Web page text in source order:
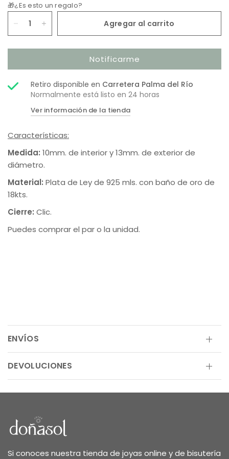
🎁¿Es esto un regalo?
Agregar al carrito
Notificarme
Retiro disponible en Carretera Palma del Río
Normalmente está listo en 24 horas
Ver información de la tienda
Características:
Medida: 10mm. de interior y 13mm. de exterior de
diámetro.
Material: Plata de Ley de 925 mls. con baño de oro de
18kts.
Cierre: Clic.
Puedes comprar el par o la unidad.
ENVÍOS
DEVOLUCIONES
Si conoces nuestra tienda de joyas online y de bisutería